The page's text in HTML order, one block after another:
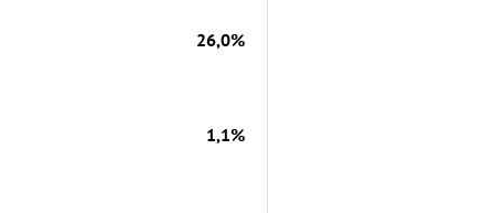
26,0%
1,1%